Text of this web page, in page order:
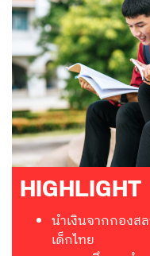
HIGHLIGHT
นำเงินจากกองส
เด็กไทย